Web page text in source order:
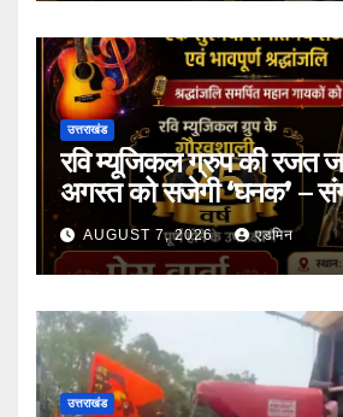
उत्तराखंड
रवि म्यूजिकल ग्रुप की रजत
अगस्त को सजेगी ‘घनक’ –
AUGUST 7, 2026 एडमिन
उत्तराखंड